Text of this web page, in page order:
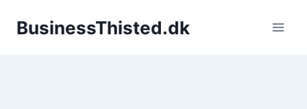
BusinessThisted.dk